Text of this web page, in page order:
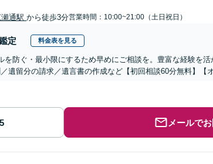
瀬通駅 から徒歩3分営業時間：10:00~21:00（土日祝日）
定 料金表を見る
を防ぐ・最小限にするため早めにご相談を。豊富な経験を
遺留分の請求／遺言書の作成など【初回相談60分無料】【
メールで